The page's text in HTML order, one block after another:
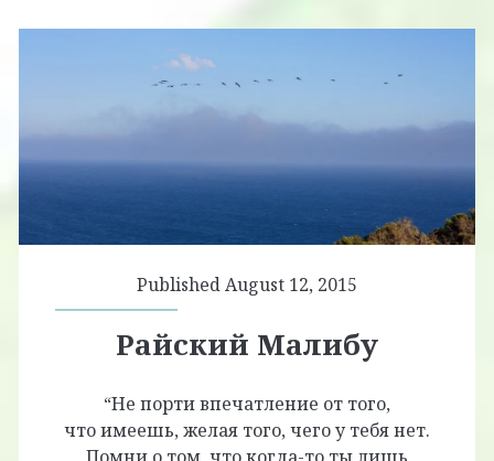
Published August 12, 2015
Райский Малибу
“Не порти впечатление от того,
что имеешь, желая того, чего у тебя нет.